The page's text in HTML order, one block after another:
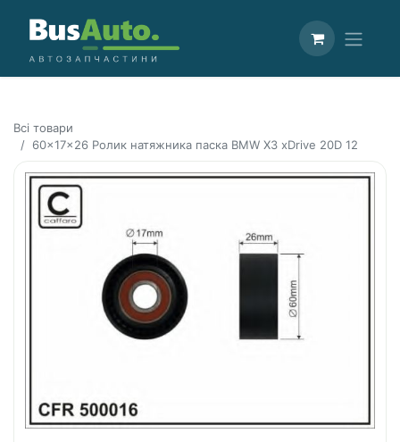
Всі товари
60x17x26 Ролик натяжника паска BMW X3 xDrive 20D 12